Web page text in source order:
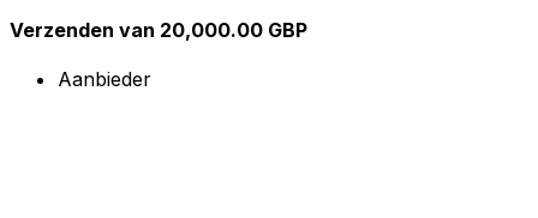
Verzenden van 20,000.00 GBP
Aanbieder